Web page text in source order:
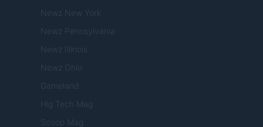
Newz New York
Newz Pennsylvania
Newz Illinois
Newz Ohio
Gameland
Hig Tech Mag
Scoop Mag